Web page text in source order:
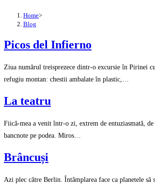
Home>
Blog
Picos del Infierno
Ziua numărul treisprezece dintr-o excursie în Pirinei
refugiu montan: chestii ambalate în plastic,…
La teatru
Fiică-mea a venit într-o zi, extrem de entuziasmată,
bancnote pe podea. Miros…
Brâncuși
Azi plec către Berlin. Întâmplarea face ca planetele